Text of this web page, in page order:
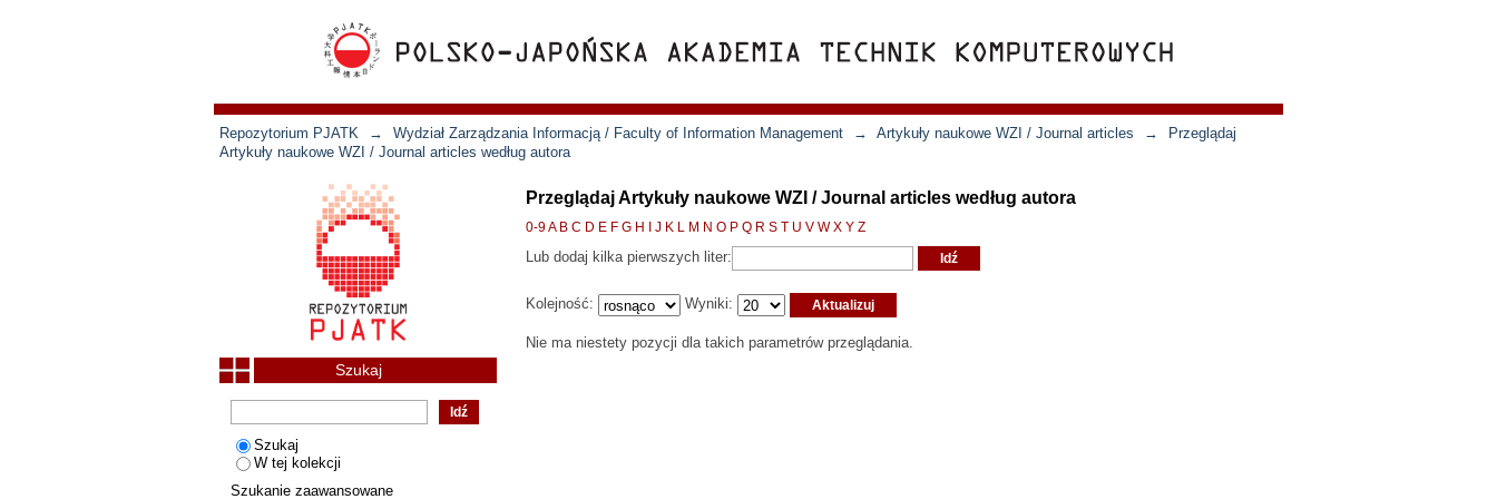
Repozytorium PJATK → Wydział Zarządzania Informacją / Faculty of Information Management → Artykuły naukowe WZI / Journal articles →
Przeglądaj
Artykuły naukowe WZI / Journal articles według autora
Przeglądaj Artykuły naukowe WZI / Journal articles według autora
0-9A B C D E F G H J K L M N O P Q R S T U V W X Y Z
Lub dodaj kilka pierwszych liter:
Kolejność: Wyniki:
Nie ma niestety pozycji dla takich parametrów przeglądania.
Szukaj
Szukaj
W tej kolekcji
Szukanie zaawansowane